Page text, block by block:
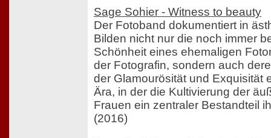
Sage Sohier - Witness to beauty
Der Fotoband dokumentiert in
Bilden nicht nur die noch immer
Schönheit eines ehemaligen
der Fotografin, sondern auch
der Glamourösität und Exquisität
Ära, in der die Kultivierung der
Frauen ein zentraler Bestandteil
(2016)